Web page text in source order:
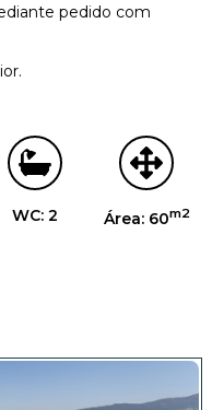
pedido com
WC: 2 Área: 60m2